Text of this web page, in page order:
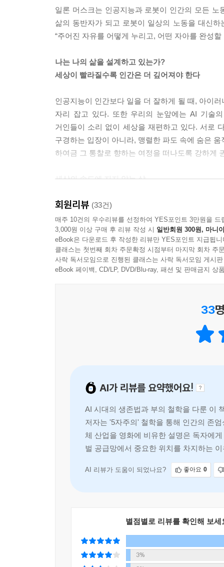
제가 지난 6년이란 시간 동안 낯선 강원도 땅에
을 이제 소개하려 합니다. ‘잘사는 방법’이 아니
--- p.222, 〈15장. 5자주의〉 중에서
자체입니다. 인공지능이라는 거대한 지능의 파도
능을 우리의 구체적인 현실과 어떻게 조화시킬 것
--- p.280, 〈18장. 보이지 않는 문명의 뿌리〉 중에
일론 머스크는 인공지능과 로봇이 인간의 모든
삶의 동반자가 되고 로봇이 일상의 노동을 대신
“주어진 자유를 어떻게 누리고, 어떤 자아를 완성
나는 나의 삶을 설계하고 있는가?
세상이 빨라질수록 인간은 더 깊어져야 한다
인공지능이 인간보다 일을 더 잘하게 될 때, 아이
자리 잡고 있다. 또한 우리의 눈앞에는 AI 기술
거인들이 소리 없이 세상을 재편하고 있다. 서로
구경하는 입장이 아니라, 맹렬한 파도 속에 숨은
하여금 그 통찰로 향하는 여정을 떠나도록 강하게
세상의 속도에 지지 않는 삶
책은 네 개의 흐름으로 구성되어 있다. 첫 번째는
없기 때문이다. 두 번째는 ‘돈’이다. 화폐의 구조
있기 때문이다. 세 번째는 ‘인간’이다. 강원도의
(五自主義)와 셀프 리치(Self-Rich)라는 인간형을
전환점에 대해, 그리고 앞으로 인류가 어떤 방향으
지은이는 기술을 인간을 밀어내는 침입자가 아니
가다듬음으로써 기술을 부리며 인간의 품격을 유
경쟁력은 정보가 아니라 의미에 있다고, 효율이
이미지를 통해 어려운 기술 담론을 부드러운 삶
지향하는 이 책은 AI가 급격히 발전하면서 우리
큐알 코드를 따라 저자의 홈페이지를 방문하면 책
(홈페이지 www://goldhuman.kr)
회원리뷰 (33건)
매주 10건의 우수리뷰를 선정하여 YES포인트 3만원을 드
3,000원 이상 구매 후 리뷰 작성 시 일반회원 300원, 마니
eBook은 다운로드 후 작성한 리뷰만 YES포인트 지급됩니
클래스는 첫번째 회차 주문확정 시점부터 마지막 회차 주
사락 독서모임으로 진행된 클래스는 사락 독서모임 게시
eBook 페이백, CD/LP, DVD/Blu-ray, 패션 및 판매금지 상
33
AI가 리뷰를 요약했어요!
AI 시대의 생존법과 부의 철학을 다룬 이
저자는 '5자주의' 철학을 통해 인간의 존
체 산업을 영화에 비유한 설명은 독자에
벌 공급망에서 중요한 위치를 차지하는
AI 리뷰가 도움이 되었나요? 좋아요 0
별점별로 리뷰를 확인해 보세
3%